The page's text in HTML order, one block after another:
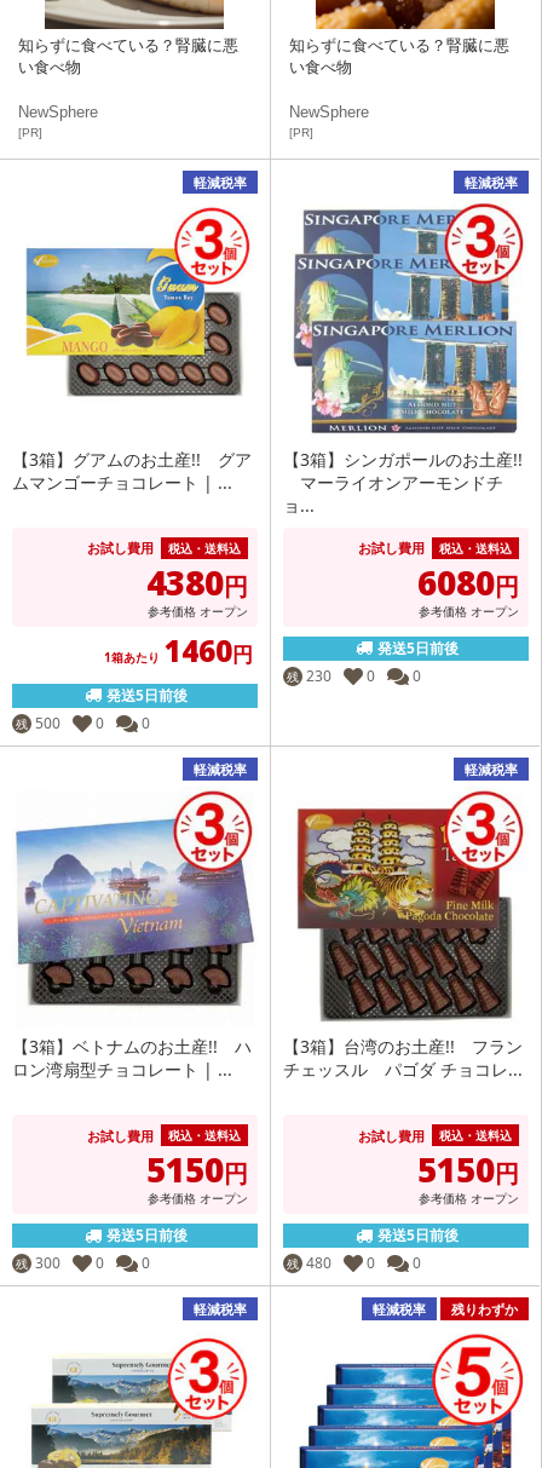
知らずに食べている？腎臓に悪
い食べ物
NewSphere
[PR]
知らずに食べている？腎臓に悪
い食べ物
NewSphere
[PR]
軽減税率
【3箱】グアムのお土産!! グア
ムマンゴーチョコレート | ...
お試し費用 税込・送料込
4380円
参考価格 オープン
1箱あたり 1460円
発送5日前後
残 500 0 0
軽減税率
【3箱】シンガポールのお土産!!
マーライオンアーモンドチ
ョ...
お試し費用 税込・送料込
6080円
参考価格 オープン
発送5日前後
残 230 0 0
軽減税率
【3箱】ベトナムのお土産!! ハ
ロン湾扇型チョコレート | ...
お試し費用 税込・送料込
5150円
参考価格 オープン
発送5日前後
残 300 0 0
軽減税率
【3箱】台湾のお土産!! フラン
チェッスル パゴダ チョコレ...
お試し費用 税込・送料込
5150円
参考価格 オープン
発送5日前後
残 480 0 0
軽減税率 軽減税率 残りわずか